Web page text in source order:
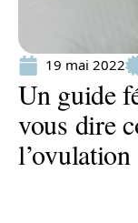
19 mai 2022
Un guide
vous dire
l’ovulation